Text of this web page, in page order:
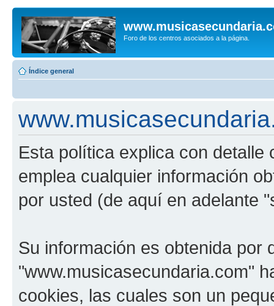
Foro de los centros asociados a la página.
Índice general
Esta política explica con
emplea cualquier información
por usted (de aquí en adelante
Su información es obtenida por
"www.musicasecundaria.com"
cookies, las cuales son un